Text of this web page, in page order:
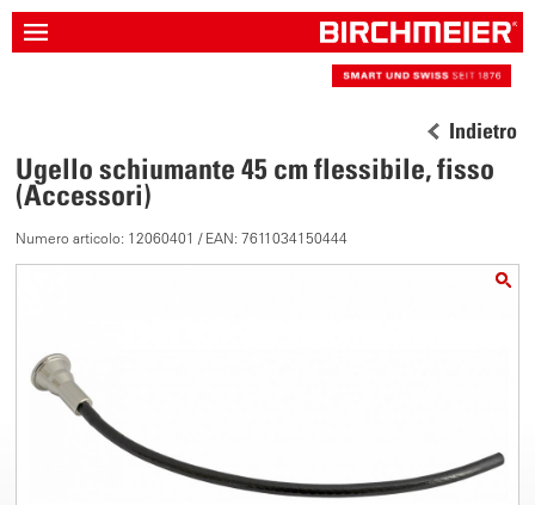
Indietro
Ugello schiumante 45 cm flessibile, fisso
(Accessori)
Numero articolo: 12060401 / EAN: 7611034150444